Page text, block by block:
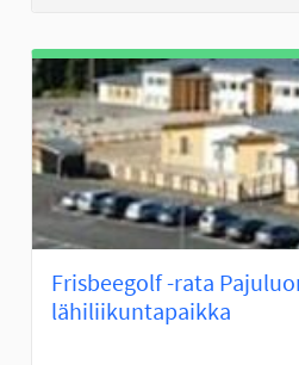
Frisbeegolf -rata
lähiliikuntapaikka